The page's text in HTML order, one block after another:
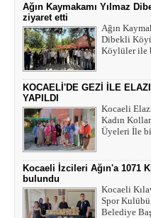
YAZAR-ŞAİR
Mavi Işık İnsanları
EĞİTİMCİ-YAZAR
ENGELLİ
YERİNE FAZLA
EĞİTİMCİ -
DİKİLİ TAŞLAR - 8
Ağın Kaymakamı Yılmaz
ziyaret etti
Ağın
Dibekli
Köylüler ile
KOCAELİ'DE GEZİ İLE
YAPILDI
Kocaeli
Kadın
Üyeleri İle
Kocaeli İzcileri Ağın'a 1071
bulundu
Kocaeli
Spor
Belediye